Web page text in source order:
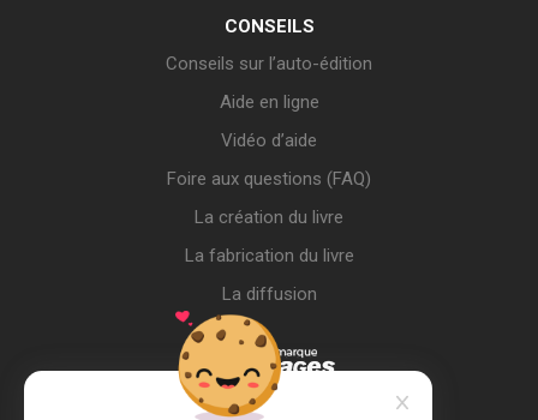
CONSEILS
Conseils sur l’auto-édition
Aide en ligne
Vidéo d’aide
Foire aux questions (FAQ)
La création du livre
La fabrication du livre
La diffusion